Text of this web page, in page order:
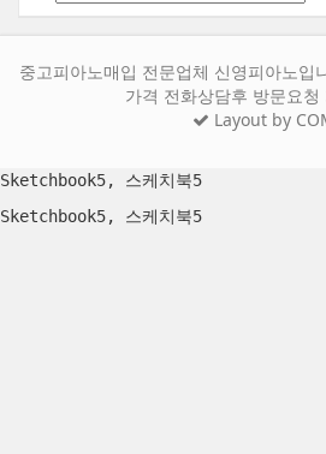
중고피아노매입 전문업체 신영피아노입
가격 전화상담후 방문요청
Layout by
Sketchbook5, 스케치북5
Sketchbook5, 스케치북5